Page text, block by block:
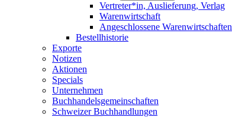
Vertreter*in, Auslieferung, Verlag
Warenwirtschaft
Angeschlossene Warenwirtschaften
Bestellhistorie
Exporte
Notizen
Aktionen
Specials
Unternehmen
Buchhandelsgemeinschaften
Schweizer Buchhandlungen